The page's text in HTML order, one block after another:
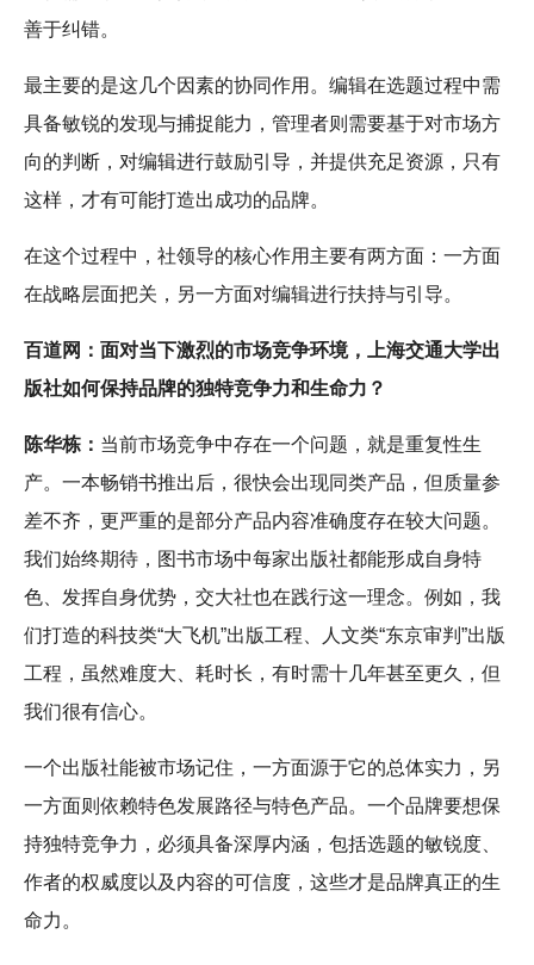
善于纠错。
最主要的是这几个因素的协同作用。编辑在选题过程中需
具备敏锐的发现与捕捉能力，管理者则需要基于对市场方
向的判断，对编辑进行鼓励引导，并提供充足资源，只有
这样，才有可能打造出成功的品牌。
在这个过程中，社领导的核心作用主要有两方面：一方面
在战略层面把关，另一方面对编辑进行扶持与引导。
百道网：面对当下激烈的市场竞争环境，上海交通大学出
版社如何保持品牌的独特竞争力和生命力？
陈华栋： 当前市场竞争中存在一个问题，就是重复性生
产。一本畅销书推出后，很快会出现同类产品，但质量参
差不齐，更严重的是部分产品内容准确度存在较大问题。
我们始终期待，图书市场中每家出版社都能形成自身特
色、发挥自身优势，交大社也在践行这一理念。例如，我
们打造的科技类“大飞机”出版工程、人文类“东京审判”出版
工程，虽然难度大、耗时长，有时需十几年甚至更久，但
我们很有信心。
一个出版社能被市场记住，一方面源于它的总体实力，另
一方面则依赖特色发展路径与特色产品。一个品牌要想保
持独特竞争力，必须具备深厚内涵，包括选题的敏锐度、
作者的权威度以及内容的可信度，这些才是品牌真正的生
命力。